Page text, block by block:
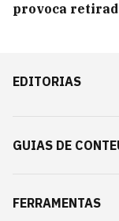
provoca
EDITORIAS
GUIAS DE
FERRAMENTAS